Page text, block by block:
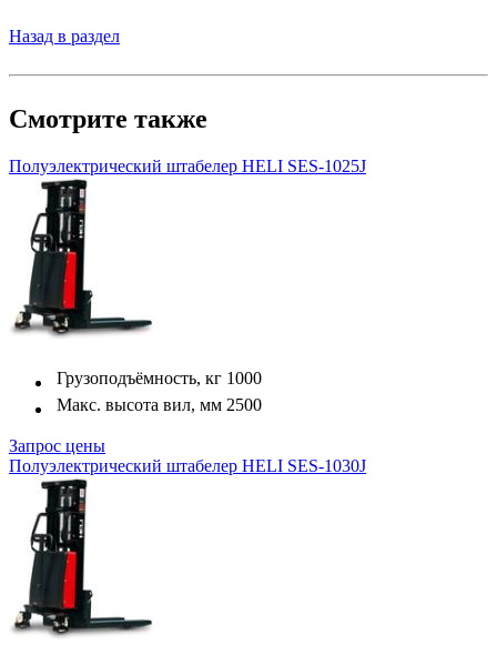
Назад в раздел
Смотрите также
Полуэлектрический штабелер HELI SES-1025J
Грузоподъёмность, кг 1000
Макс. высота вил, мм 2500
Запрос цены
Полуэлектрический штабелер HELI SES-1030J